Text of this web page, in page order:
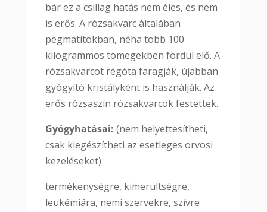
bár ez a csillag hatás nem éles, és nem
is erős. A rózsakvarc általában
pegmatitokban, néha több 100
kilogrammos tömegekben fordul elő. A
rózsakvarcot régóta faragják, újabban
gyógyító kristályként is használják. Az
erős rózsaszín rózsakvarcok festettek.
Gyógyhatásai: (nem helyettesítheti,
csak kiegészítheti az esetleges orvosi
kezeléseket)
termékenységre, kimerültségre,
leukémiára, nemi szervekre, szívre